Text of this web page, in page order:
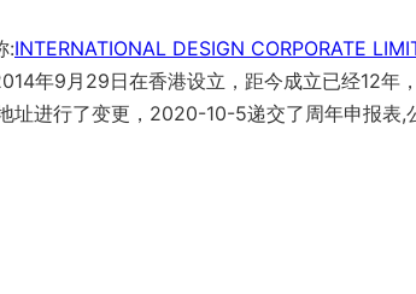
:INTERNATIONAL DESIGN CORPORATE
年9月29日在香港设立，距今成立已经12年
址进行了变更，2020-10-5递交了周年申报表